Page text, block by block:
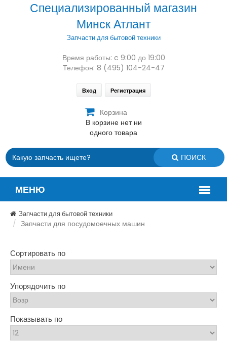
Специализированный магазин
Минск Атлант
Запчасти для бытовой техники
Время работы: c 9:00 до 19:00
Телефон: 8 (495) 104-24-47
Вход Регистрация
Корзина
В корзине нет ни
одного товара
ПОИСК
Запчасти для бытовой техники
Запчасти для посудомоечных машин
Сортировать по
Упорядочить по
Показывать по